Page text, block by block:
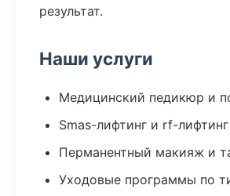
результат.
Наши услуги
Медицинский педикюр и
Smas-лифтинг и rf-лифтинг
Перманентный макияж и
Уходовые программы по